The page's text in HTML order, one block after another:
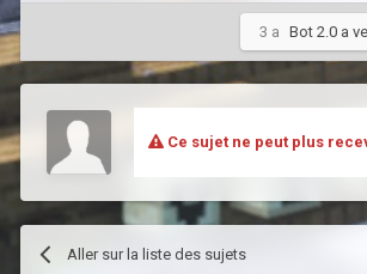
3 a Bot 2.0 a
Ce sujet ne peut plus
Aller sur la liste des sujets